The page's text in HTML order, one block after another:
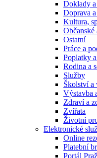
Doklady
Doprava
Kultura,
Ostatní
Práce a
Poplatky
Rodina a
Služby
Školství a
Výstavba
Zdraví a
Zvířata
Životní
Elektronické
Online
Platební
Portál